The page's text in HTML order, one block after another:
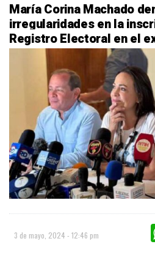
María Corina Machado
irregularidades en la
Registro Electoral en el
3 de mayo, 2024 - 12:46 pm